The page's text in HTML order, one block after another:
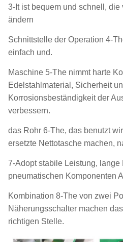
3-It ist bequem und schnell,
ändern
Schnittstelle der Operation 4-
einfach und.
Maschine 5-The nimmt harte
Edelstahlmaterial, Sicherheit
Korrosionsbeständigkeit der
verbessern.
das Rohr 6-The, das benutzt
ersetzte Nettotasche machen,
7-Adopt stabile Leistung, lange
pneumatischen Komponenten
Kombination 8-The von zwei
Näherungsschalter machen
richtigen Stelle.